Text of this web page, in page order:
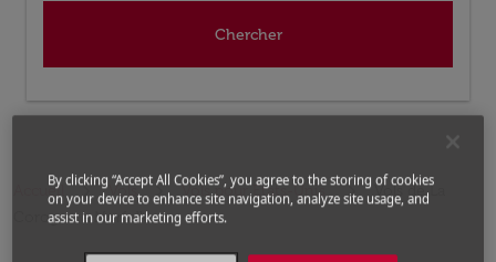
Chercher
Accueil Vols Vols pour États-Unis
Vols de La
Corogne a Norfolk
By clicking “Accept All Cookies”, you agree to the storing of cookies
on your device to enhance site navigation, analyze site usage, and
assist in our marketing efforts.